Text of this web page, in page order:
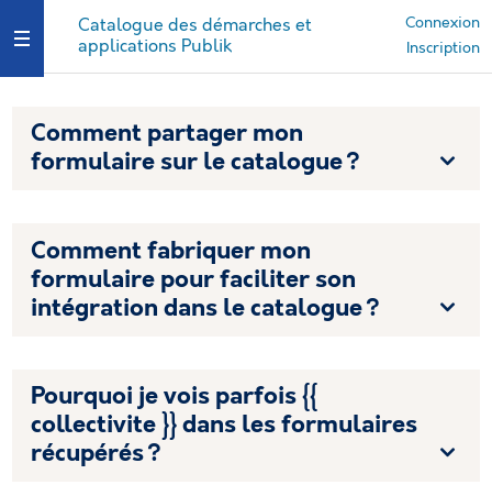
Catalogue des démarches et
applications Publik
Connexion
Inscription
Ouvrir le menu
Comment partager mon
formulaire sur le catalogue ?
Comment fabriquer mon
formulaire pour faciliter son
intégration dans le catalogue ?
Pourquoi je vois parfois {{
collectivite }} dans les formulaires
récupérés ?